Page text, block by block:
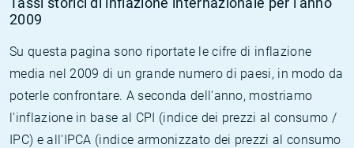
Tassi storici di inflazione internazionale per l'anno
2009
Su questa pagina sono riportate le cifre di inflazione
media nel 2009 di un grande numero di paesi, in modo da
poterle confrontare. A seconda dell'anno, mostriamo
l'inflazione in base al CPI (indice dei prezzi al consumo /
IPC) e all'IPCA (indice armonizzato dei prezzi al consumo